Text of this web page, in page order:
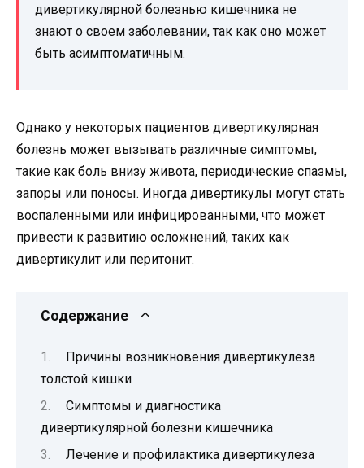
дивертикулярной болезнью кишечника не
знают о своем заболевании, так как оно может
быть асимптоматичным.
Однако у некоторых пациентов дивертикулярная
болезнь может вызывать различные симптомы,
такие как боль внизу живота, периодические спазмы,
запоры или поносы. Иногда дивертикулы могут стать
воспаленными или инфицированными, что может
привести к развитию осложнений, таких как
дивертикулит или перитонит.
Содержание
Причины возникновения дивертикулеза
толстой кишки
Симптомы и диагностика
дивертикулярной болезни кишечника
Лечение и профилактика дивертикулеза